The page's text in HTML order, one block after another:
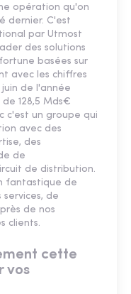
opération qu'on
dernier. C'est
par Utmost
des solutions
basées sur
avec les chiffres
de l'année
128,5 Mds€
c'est un groupe qui
avec des
des
de
de distribution.
fantastique de
de
de nos
clients.
cette
vos